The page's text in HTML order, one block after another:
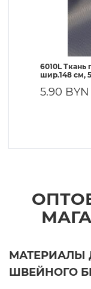
6010L Ткань
шир.148 см,
5.90 BYN
МАТЕРИАЛЫ
ШВЕЙНОГО